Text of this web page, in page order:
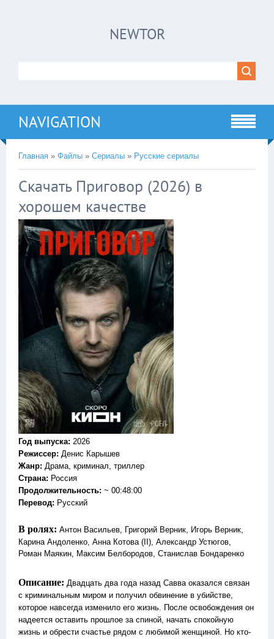
NEWTOR
NAVIGATION
Главная » Файлы » Сериалы » Русские сериалы
Скачать Приговор (2026) в
хорошем качестве
Год выпуска: 2026
Режиссер: Денис Карышев
Жанр: Драма, криминал, триллер
Страна: Россия
Продолжительность: ~ 00:48:00
Перевод: Русский
В ролях: Антон Васильев, Григорий Верник, Игорь Верник,
Карина Андоленко, Анна Котова (II), Александр Устюгов,
Роман Маякин, Максим Белбородов, Станислав Бондаренко
Описание: Двадцать два года назад Савва оказался связан
с криминальным миром и получил обвинение в убийстве,
которое навсегда изменило его жизнь. После освобождения он
надеется оставить прошлое за спиной, начать спокойную
жизнь и обрести счастье рядом с любимой женщиной. Но кто-
!!!Если Вы с телефона сперва нажмите на